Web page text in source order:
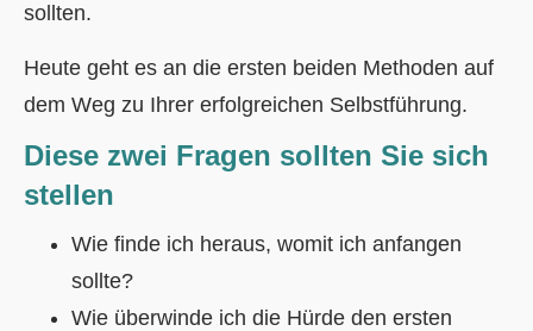
sollten.
Heute geht es an die ersten beiden Methoden auf
dem Weg zu Ihrer erfolgreichen Selbstführung.
Diese zwei Fragen sollten Sie sich
stellen
Wie finde ich heraus, womit ich anfangen
sollte?
Wie überwinde ich die Hürde den ersten